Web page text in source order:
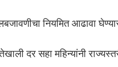
नियमित आढावा
दर सहा महिन्यांनी